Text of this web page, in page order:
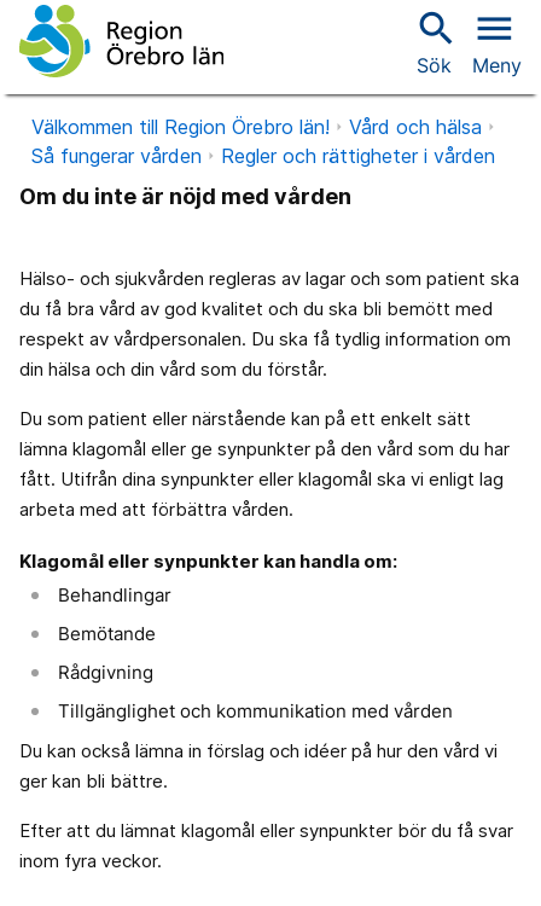
search
Sök
menu
Meny
Välkommen till Region Örebro län!
Vård och hälsa
Så fungerar vården
Regler och rättigheter i vården
Om du inte är nöjd med vården
Hälso- och sjukvården regleras av lagar och som patient ska
du få bra vård av god kvalitet och du ska bli bemött med
respekt av vårdpersonalen. Du ska få tydlig information om
din hälsa och din vård som du förstår.
Du som patient eller närstående kan på ett enkelt sätt
lämna klagomål eller ge synpunkter på den vård som du har
fått. Utifrån dina synpunkter eller klagomål ska vi enligt lag
arbeta med att förbättra vården.
Klagomål eller synpunkter kan handla om:
Behandlingar
Bemötande
Rådgivning
Tillgänglighet och kommunikation med vården
Du kan också lämna in förslag och idéer på hur den vård vi
ger kan bli bättre.
Efter att du lämnat klagomål eller synpunkter bör du få svar
inom fyra veckor.